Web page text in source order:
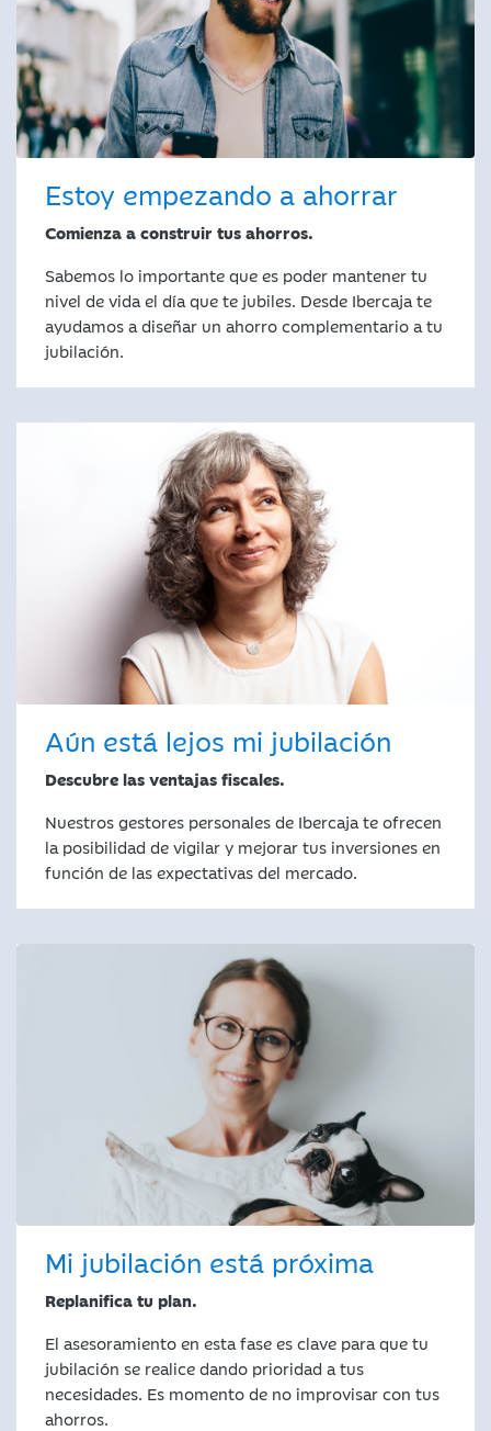
Estoy empezando a ahorrar
Comienza a construir tus ahorros.
Sabemos lo importante que es poder mantener tu
nivel de vida el día que te jubiles. Desde Ibercaja te
ayudamos a diseñar un ahorro complementario a tu
jubilación.
Aún está lejos mi jubilación
Descubre las ventajas fiscales.
Nuestros gestores personales de Ibercaja te ofrecen
la posibilidad de vigilar y mejorar tus inversiones en
función de las expectativas del mercado.
Mi jubilación está próxima
Replanifica tu plan.
El asesoramiento en esta fase es clave para que tu
jubilación se realice dando prioridad a tus
necesidades. Es momento de no improvisar con tus
ahorros.